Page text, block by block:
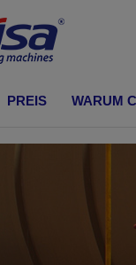
PREIS WARUM